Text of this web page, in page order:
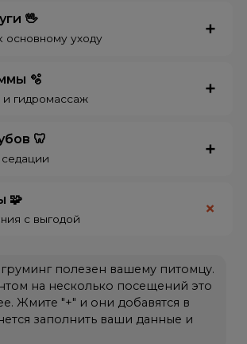
🖖
основному уходу
🫧
гидромассаж
🦷
🧩
с выгодой
полезен вашему питомцу.
на несколько посещений это
Жмите "+" и они добавятся в
заполнить ваши данные и